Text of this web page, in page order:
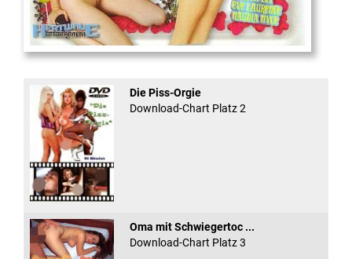
And Confused #8 - ...
Die Piss-Orgie
Download-Chart Platz 2
Oma mit Schwiegertoc ...
Download-Chart Platz 3